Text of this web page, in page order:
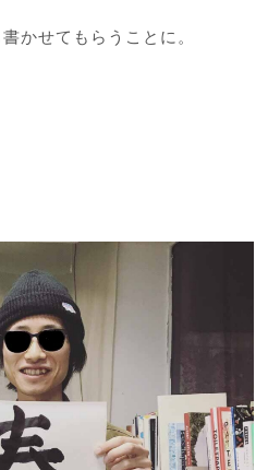
かせてもらうことに。